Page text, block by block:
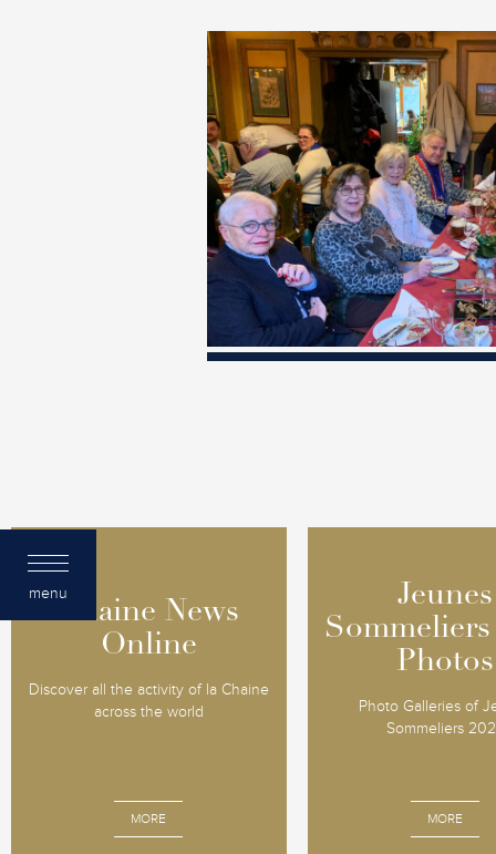
menu
Chaine News
Online
Discover all the activity of la Chaine
across the world
MORE
Chaine News
Online
Jeunes
Sommeliers
Photos
Photo Galleries of
Sommeliers
MORE
Jeunes
Sommeliers
Photos